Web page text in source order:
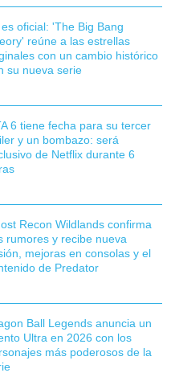
es oficial: 'The Big Bang
reúne a las estrellas
con un cambio histórico
su nueva serie
6 tiene fecha para su tercer
y un bombazo: será
de Netflix durante 6
Recon Wildlands confirma
rumores y recibe nueva
mejoras en consolas y el
de Predator
Ball Legends anuncia un
Ultra en 2026 con los
más poderosos de la